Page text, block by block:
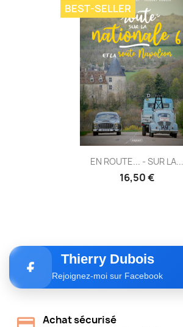
EN ROUTE... - SUR LA...
16,50 €
BEST-SELLER
Thierry Dubois
Rejoignez-moi sur Facebook
Achat sécurisé